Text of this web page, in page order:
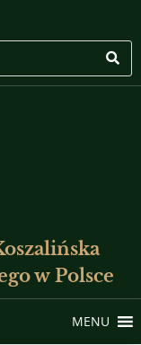
w Polsce
MENU